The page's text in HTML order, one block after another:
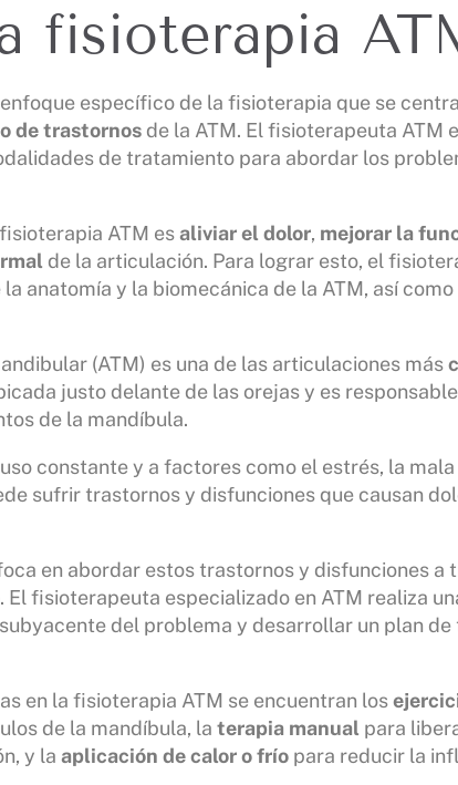
fisioterapia
específico de la fisioterapia que se
de trastornosde la ATM. El fisioterapeuta ATM
de tratamiento para abordar los
ATM esaliviar el dolor, mejorar la
de la articulación. Para lograr esto, el
anatomía y la biomecánica de la ATM, así
(ATM) es una de las articulaciones más
justo delante de las orejas y es
de la mandíbula.
constante y a factores como el estrés, la
sufrir trastornos y disfunciones que causan
en abordar estos trastornos y disfunciones a
. El fisioterapeuta especializado en ATM realiza
del problema y desarrollar un plan
en la fisioterapia ATM se encuentran los
de la mandíbula, la terapia manual para
y la aplicación de calor o frío para reducir la